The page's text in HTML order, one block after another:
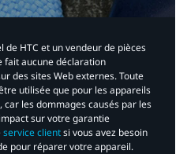
HTC et un vendeur de pièces
fait aucune déclaration
des sites Web externes. Toute
utilisée que pour les appareils
les dommages causés par les
sur votre garantie
service clientsi vous avez besoin
pour réparer votre appareil.​